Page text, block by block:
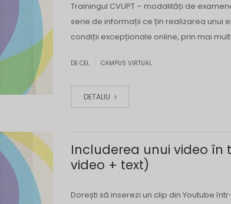
Trainingul CVUPT – modalități de
serie de informații ce țin realizarea unui
condiții excepționale online, prin mai
DE CEL CAMPUS VIRTUAL
DETALIU
Includerea unui video în
video + text)
Dorești să inserezi un clip din Youtube